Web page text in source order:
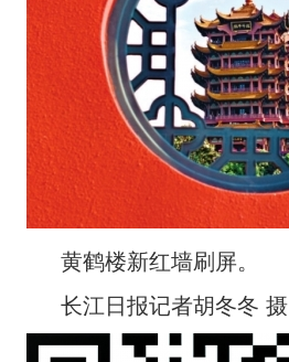
黄鹤楼新红墙刷屏。
长江日报记者胡冬冬 摄